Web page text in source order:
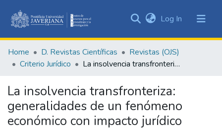
&
Collections
Statistics
Log In (current)
Home D. Revistas Científicas
Revistas (OJS)
Criterio Jurídico
La insolvencia transfronteriza: generalidades de un fenómeno económico con impacto jurídico
La insolvencia transfronteriza:
generalidades de un fenómeno
económico con impacto jurídico